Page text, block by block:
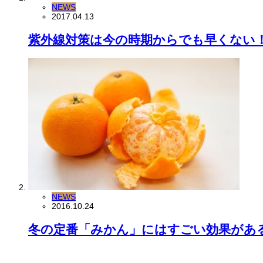
NEWS
2017.04.13
紫外線対策は今の時期からでも早くない
NEWS
2016.10.24
冬の定番「みかん」にはすごい効果があ